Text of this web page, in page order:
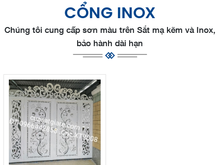
CỔNG INOX
Chúng tôi cung cấp sơn màu trên Sắt mạ kẽm và Inox,
bảo hành dài hạn